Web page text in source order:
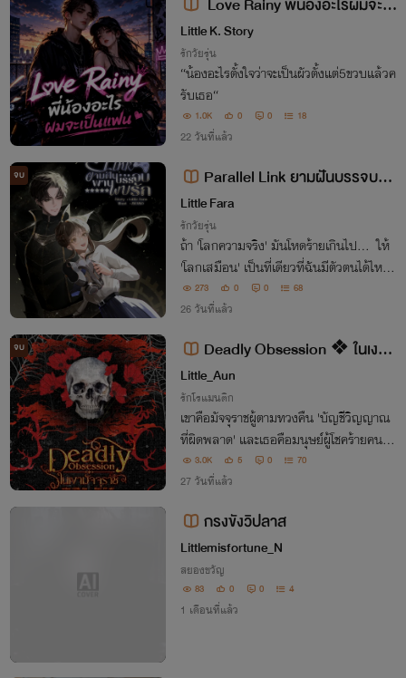
นแฟน
Little K. Story
รักวัยรุ่น
“น้องอะไรตั้งใจว่าจะเป็นผัวตั้งแต่5ขวบแล้วค
รับเธอ“
1.0K 0 0 18
22 วันที่แล้ว
จบ
Parallel Link ยามฝันบรรจบพา
นพบรัก
Little Fara
รักวัยรุ่น
ถ้า 'โลกความจริง' มันโหดร้ายเกินไป... ให้
'โลกเสมือน' เป็นที่เดียวที่ฉันมีตัวตนได้ไห
ม?”273 0 0 68
26 วันที่แล้ว
จบ
Deadly Obsession ❖ ในเงามั
จจุราช
Little_Aun
รักโรแมนติก
เขาคือมัจจุราชผู้ตามทวงคืน 'บัญชีวิญญาณ
ที่ผิดพลาด' และเธอคือมนุษย์ผู้โชคร้ายคนนั้
น ท่ามกลางวิญญาณแค้นและการหลอกใช้
พญายมราชผู้ไร้ใจกลับตัดใจพรากชีวิตเธอผู้
3.0K 5 0 70
27 วันที่แล้ว
กรงขังวิปลาส
Littlemisfortune_N
สยองขวัญ
83 0 0 4
1 เดือนที่แล้ว